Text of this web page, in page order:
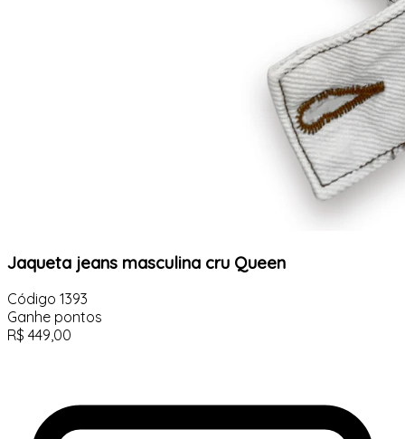
Jaqueta jeans masculina cru Queen
Código 1393
Ganhe pontos
R$ 449,00